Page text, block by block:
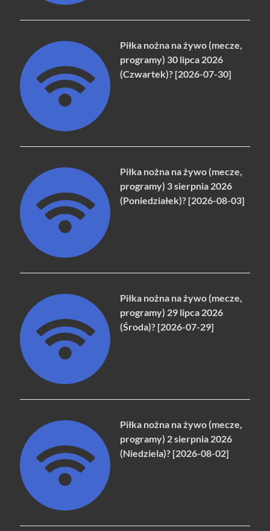
Piłka nożna na żywo (mecze,
programy) 30 lipca 2026
(Czwartek)? [2026-07-30]
Piłka nożna na żywo (mecze,
programy) 3 sierpnia 2026
(Poniedziałek)? [2026-08-03]
Piłka nożna na żywo (mecze,
programy) 29 lipca 2026
(Środa)? [2026-07-29]
Piłka nożna na żywo (mecze,
programy) 2 sierpnia 2026
(Niedziela)? [2026-08-02]